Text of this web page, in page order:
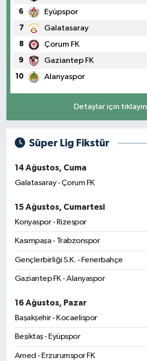
6 Eyüpspor
7 Galatasaray
8 Çorum FK
9 Gaziantep FK
10 Alanyaspor
Detaylar için tıklayın
Süper Lig Fikstür
14 Ağustos, Cuma
Galatasaray - Çorum FK
15 Ağustos, Cumartesi
Konyaspor - Rizespor
Kasımpaşa - Trabzonspor
Gençlerbirliği S.K. - Fenerbahçe
Gaziantep FK - Alanyaspor
16 Ağustos, Pazar
Başakşehir - Kocaelispor
Beşiktaş - Eyüpspor
Amed - Erzurumspor FK